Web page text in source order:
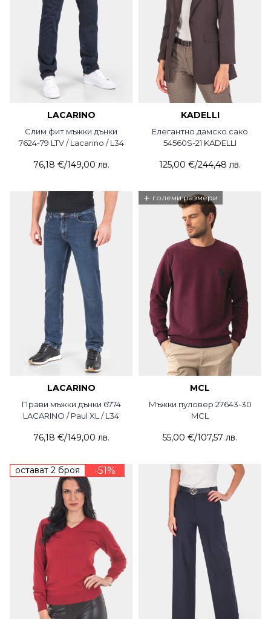
LACARINO
Слим фит мъжки дънки
7624-79 LTV / Lacarino / L34
76,18 €/149,00 лв.
KADELLI
Елегантно дамско сако
54560S-21 KADELLI
125,00 €/244,48 лв.
LACARINO
Прави мъжки дънки 6774
LACARINO / Paul XL / L34
76,18 €/149,00 лв.
+ големи размери
MCL
Мъжки пуловер 27643-30
MCL
55,00 €/107,57 лв.
остават 2 броя -51%